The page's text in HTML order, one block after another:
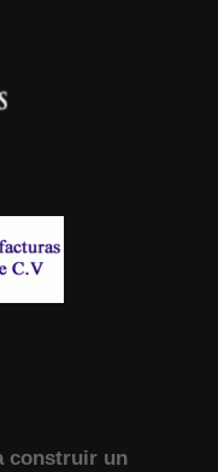
construir un